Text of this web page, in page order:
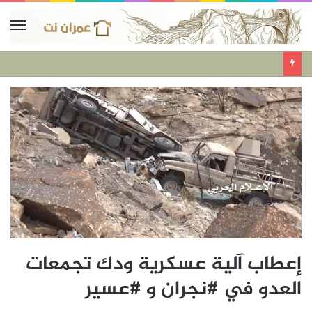
إعطاب آلية عسكرية ودك تجمعات
العدو في #نجران و #عسير